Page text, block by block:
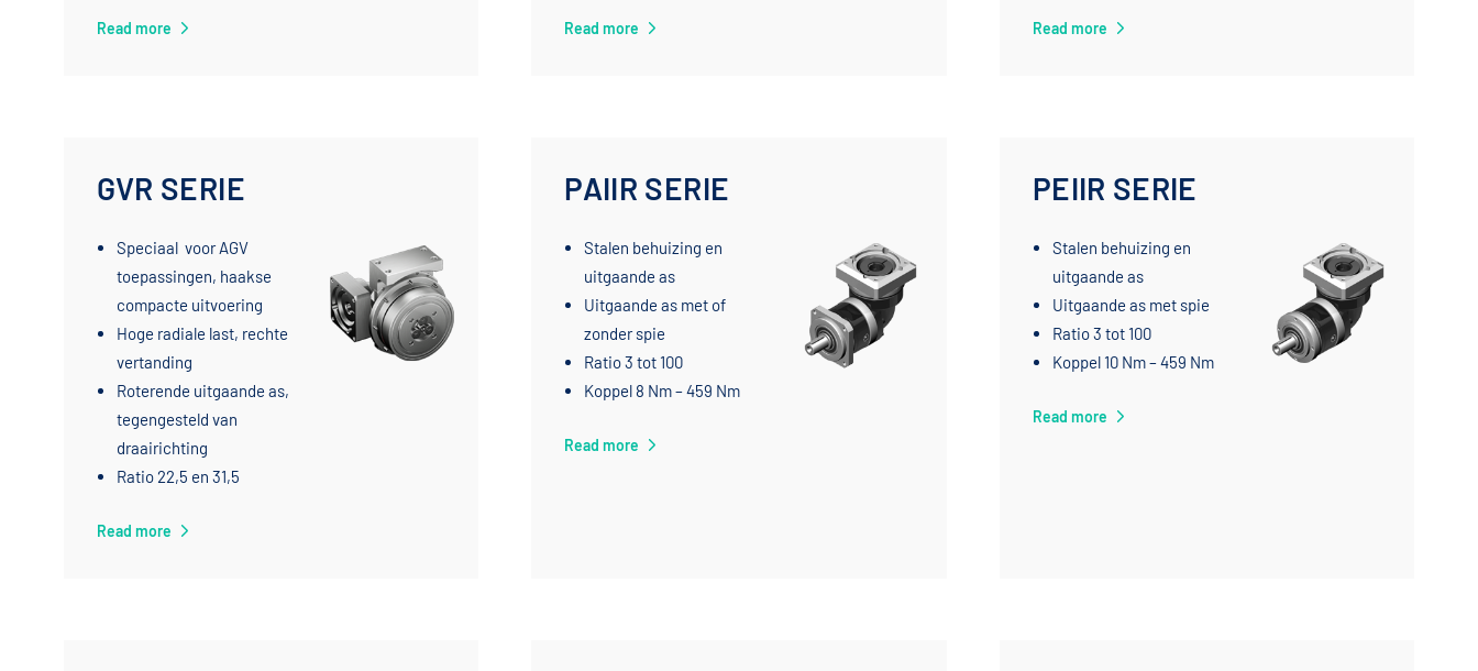
Read more Read more Read more
GVR SERIE
Speciaal voor AGV
toepassingen, haakse
compacte uitvoering
Hoge radiale last, rechte
vertanding
Roterende uitgaande as,
tegengesteld van
draairichting
Ratio 22,5 en 31,5
Read more
PAIIR SERIE
Stalen behuizing en
uitgaande as
Uitgaande as met of
zonder spie
Ratio 3 tot 100
Koppel 8 Nm – 459 Nm
Read more
PEIIR SERIE
Stalen behuizing en
uitgaande as
Uitgaande as met spie
Ratio 3 tot 100
Koppel 10 Nm – 459 Nm
Read more